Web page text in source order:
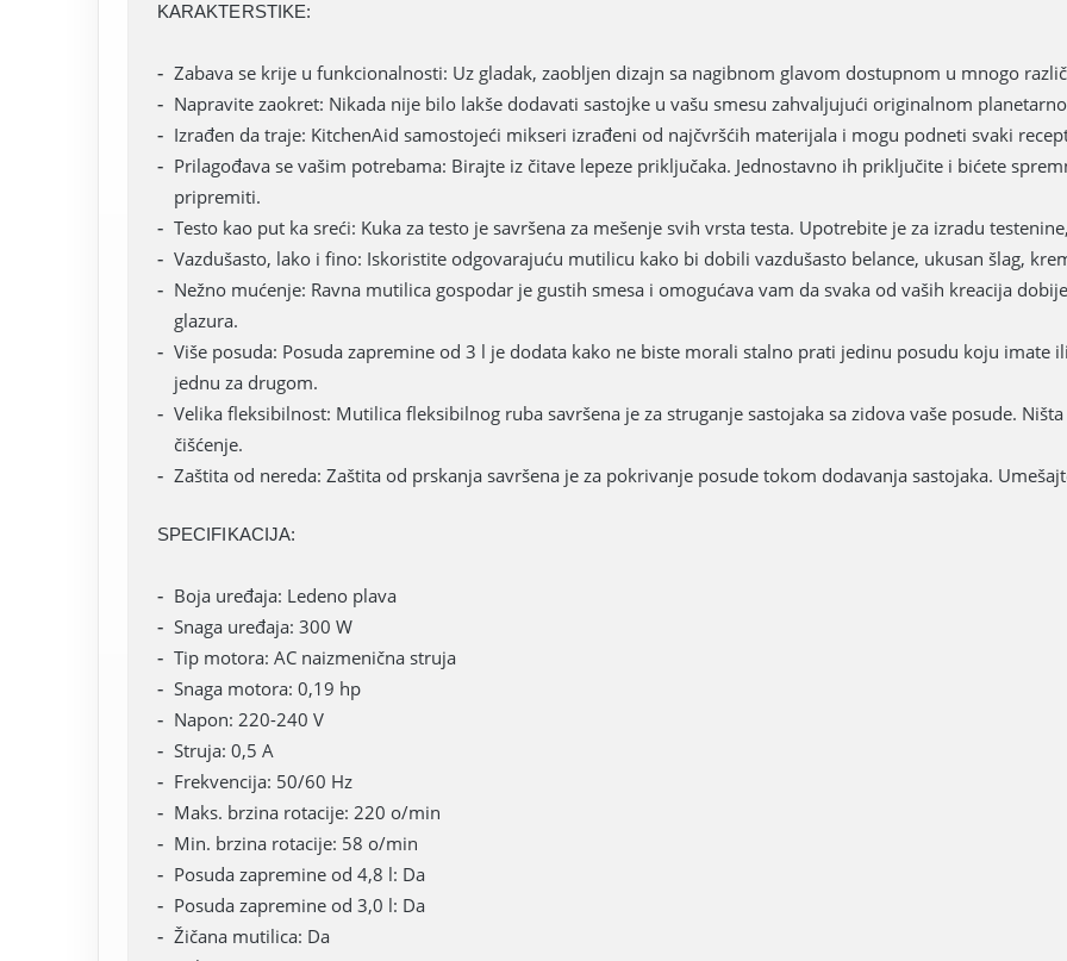
KARAKTERSTIKE:
Zabava se krije u funkcionalnosti: Uz gladak, zaobljen dizajn sa nagibnom glavom dostupnom u mnogo
Napravite zaokret: Nikada nije bilo lakše dodavati sastojke u vašu smesu zahvaljujući originalnom
Izrađen da traje: KitchenAid samostojeći mikseri izrađeni od najčvršćih materijala i mogu podneti svaki
Prilagođava se vašim potrebama: Birajte iz čitave lepeze priključaka. Jednostavno ih priključite i bićete
pripremiti.
Testo kao put ka sreći: Kuka za testo je savršena za mešenje svih vrsta testa. Upotrebite je za izradu
Vazdušasto, lako i fino: Iskoristite odgovarajuću mutilicu kako bi dobili vazdušasto belance, ukusan šlag,
Nežno mućenje: Ravna mutilica gospodar je gustih smesa i omogućava vam da svaka od vaših kreacija
glazura.
Više posuda: Posuda zapremine od 3 l je dodata kako ne biste morali stalno prati jedinu posudu koju imate
jednu za drugom.
Velika fleksibilnost: Mutilica fleksibilnog ruba savršena je za struganje sastojaka sa zidova vaše posude.
čišćenje.
Zaštita od nereda: Zaštita od prskanja savršena je za pokrivanje posude tokom dodavanja sastojaka.
SPECIFIKACIJA:
Boja uređaja: Ledeno plava
Snaga uređaja: 300 W
Tip motora: AC naizmenična struja
Snaga motora: 0,19 hp
Napon: 220-240 V
Struja: 0,5 A
Frekvencija: 50/60 Hz
Maks. brzina rotacije: 220 o/min
Min. brzina rotacije: 58 o/min
Posuda zapremine od 4,8 l: Da
Posuda zapremine od 3,0 l: Da
Žičana mutilica: Da